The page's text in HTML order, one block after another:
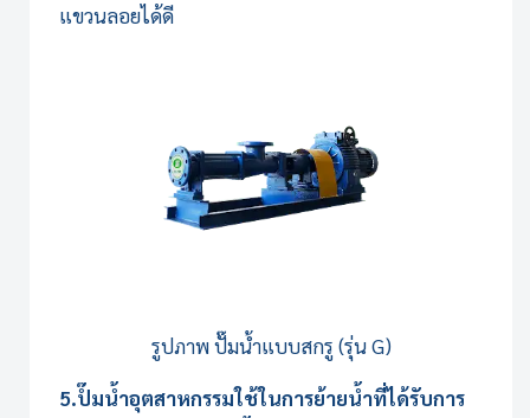
แขวนลอยได้ดี
รูปภาพ ปั๊มน้ำแบบสกรู (รุ่น G)
5.ปํ๊มน้ำอุตสาหกรรมใช้ในการย้ายน้ำที่ได้รับการ